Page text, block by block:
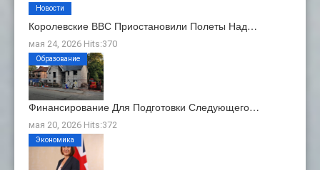
Королевские ВВС Приостановили Полеты Над…
мая 24, 2026 Hits:370
Новости
Финансирование Для Подготовки Следующего…
мая 20, 2026 Hits:372
Образование
Экономика